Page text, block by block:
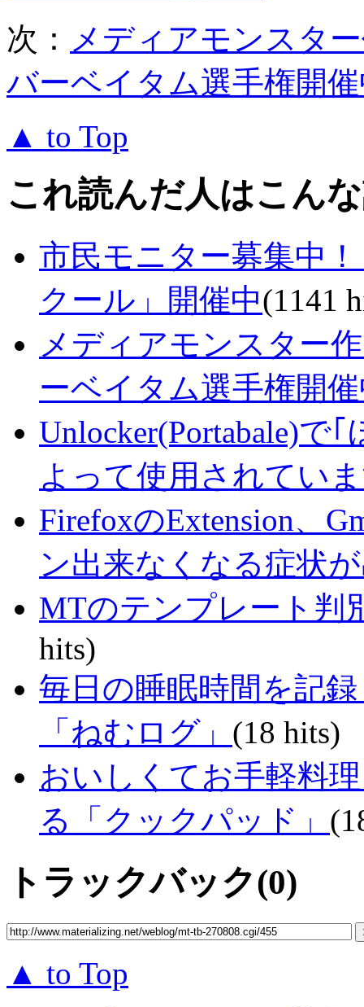
次： メディアモンスタ
バーベイタム選手権開
▲ to Top
これ読んだ人はこん
市民モニター募集中
クール」開催中(1141
メディアモンスター
ーベイタム選手権開
Unlocker(Portabale)で
よって使用されてい
FirefoxのExtension、
ン出来なくなる症状
MTのテンプレート判
hits)
毎日の睡眠時間を記
「ねむログ」 (18 hits)
おいしくてお手軽料
る「クックパッド」
トラックバック(0)
▲ to Top